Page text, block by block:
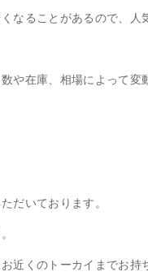
なることがあるので、人
や在庫、相場によって変
だいております。
近くのトーカイまでお持